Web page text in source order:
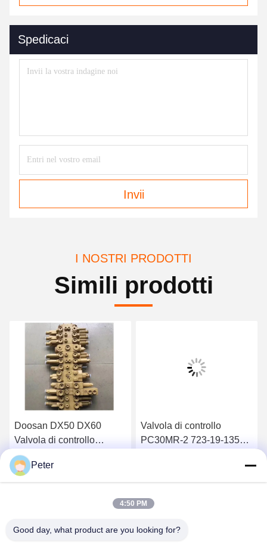
Spedicaci
Invii
I NOSTRI PRODOTTI
Simili prodotti
Doosan DX50 DX60
Valvola di controllo
principale dell'escavatore
Daewoo DH50 DH60
Ottenga il migliore prezzo
Valvola di controllo
PC30MR-2 723-19-13501
Peter
4:50 PM
Good day, what product are you looking for?